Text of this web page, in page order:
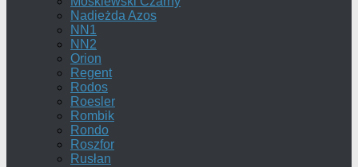
Nadieżda Azos
NN1
NN2
Orion
Regent
Rodos
Roesler
Rombik
Rondo
Roszfor
Rusłan